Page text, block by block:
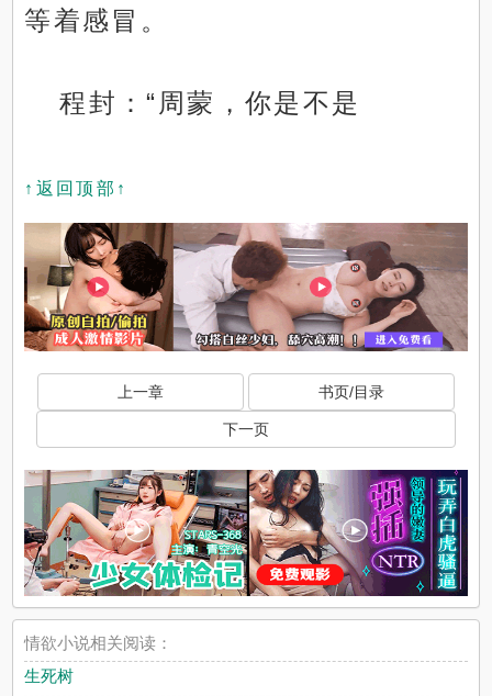
等着感冒。
程封：“周蒙，你是不是
↑返回顶部↑
上一章 书页/目录
下一页
情欲小说相关阅读：
生死树